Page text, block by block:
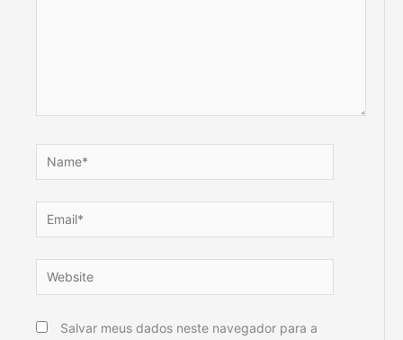
Name*
Email*
Website
Salvar meus dados neste navegador para a